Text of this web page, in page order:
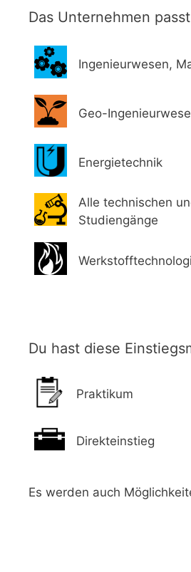
Das Unternehmen
Ingenieurwesen,
Geo-
Energietechnik
Alle technischen
Studiengänge
Du hast diese
Praktikum
Direkteinstieg
Es werden auch